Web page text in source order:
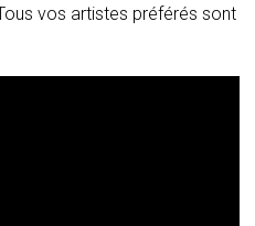
vos artistes préférés sont